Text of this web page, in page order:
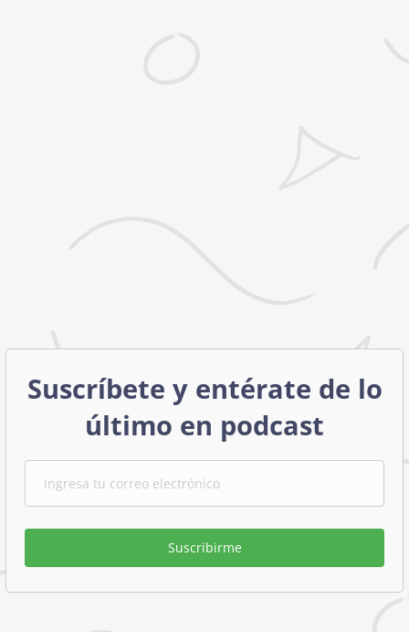
Suscríbete y entérate de lo
último en podcast
Suscribirme